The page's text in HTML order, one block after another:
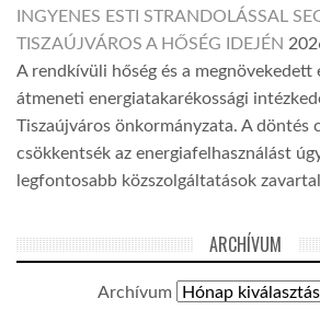
INGYENES ESTI STRANDOLÁSSAL
TISZAÚJVÁROS A HŐSÉG IDEJÉN
A rendkívüli hőség és a megnövekedett
átmeneti energiatakarékossági
Tiszaújváros önkormányzata. A döntés
csökkentsék az energiafelhasználást
legfontosabb közszolgáltatások
ARCHÍVUM
Archívum